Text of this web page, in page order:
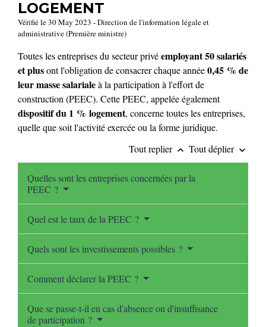
LOGEMENT
Vérifié le 30 May 2023 - Direction de l'information légale et
administrative (Première ministre)
Toutes les entreprises du secteur privéemployant 50 salariés
et plusont l'obligation de consacrer chaque année0,45 % de
leur masse salarialeà la participation à l'effort de
construction (PEEC). Cette PEEC, appelée également
dispositif du 1 % logement, concerne toutes les entreprises,
quelle que soit l'activité exercée ou la forme juridique.
Tout replier keyboard_arrow_up Tout déplier keyboard_arrow_down
Quelles sont les entreprises concernées par la
PEEC ?
Quel est le taux de la PEEC ?
Quels sont les investissements possibles ?
Comment déclarer la PEEC ?
Que se passe-t-il en cas d'absence ou d'insuffisance
de participation ?